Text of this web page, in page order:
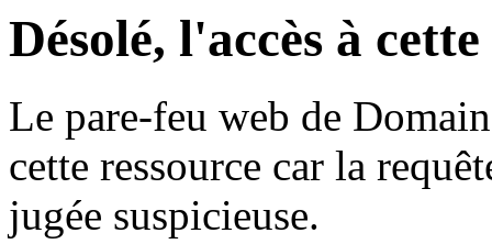
Désolé, l'accès à
Le pare-feu web de
cette ressource car la
jugée suspicieuse.